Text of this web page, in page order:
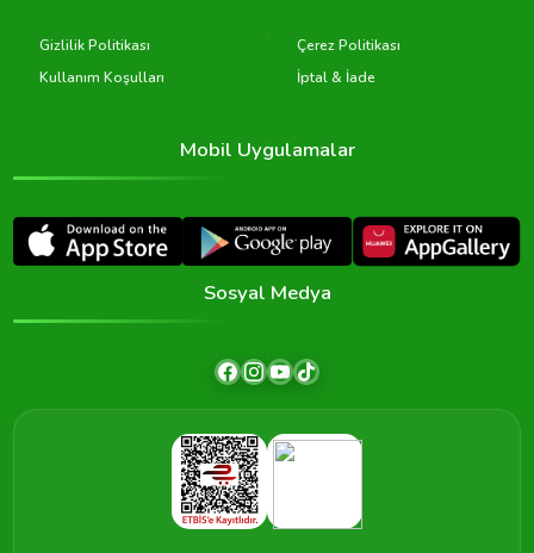
Gizlilik Politikası
Çerez Politikası
Kullanım Koşulları
İptal & İade
Mobil Uygulamalar
Sosyal Medya